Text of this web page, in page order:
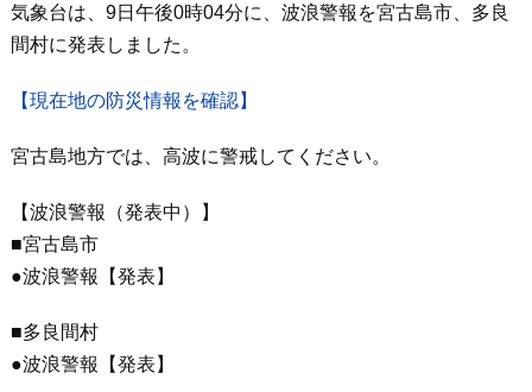
気象台は、9日午後0時04分に、波浪警報を宮古島市、多良
間村に発表しました。
【現在地の防災情報を確認】
宮古島地方では、高波に警戒してください。
【波浪警報（発表中）】
■宮古島市
●波浪警報【発表】
■多良間村
●波浪警報【発表】